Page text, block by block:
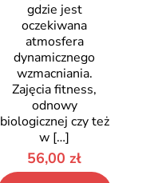
gdzie jest
oczekiwana
atmosfera
dynamicznego
wzmacniania.
Zajęcia fitness,
odnowy
biologicznej czy też
w […]
56,00zł